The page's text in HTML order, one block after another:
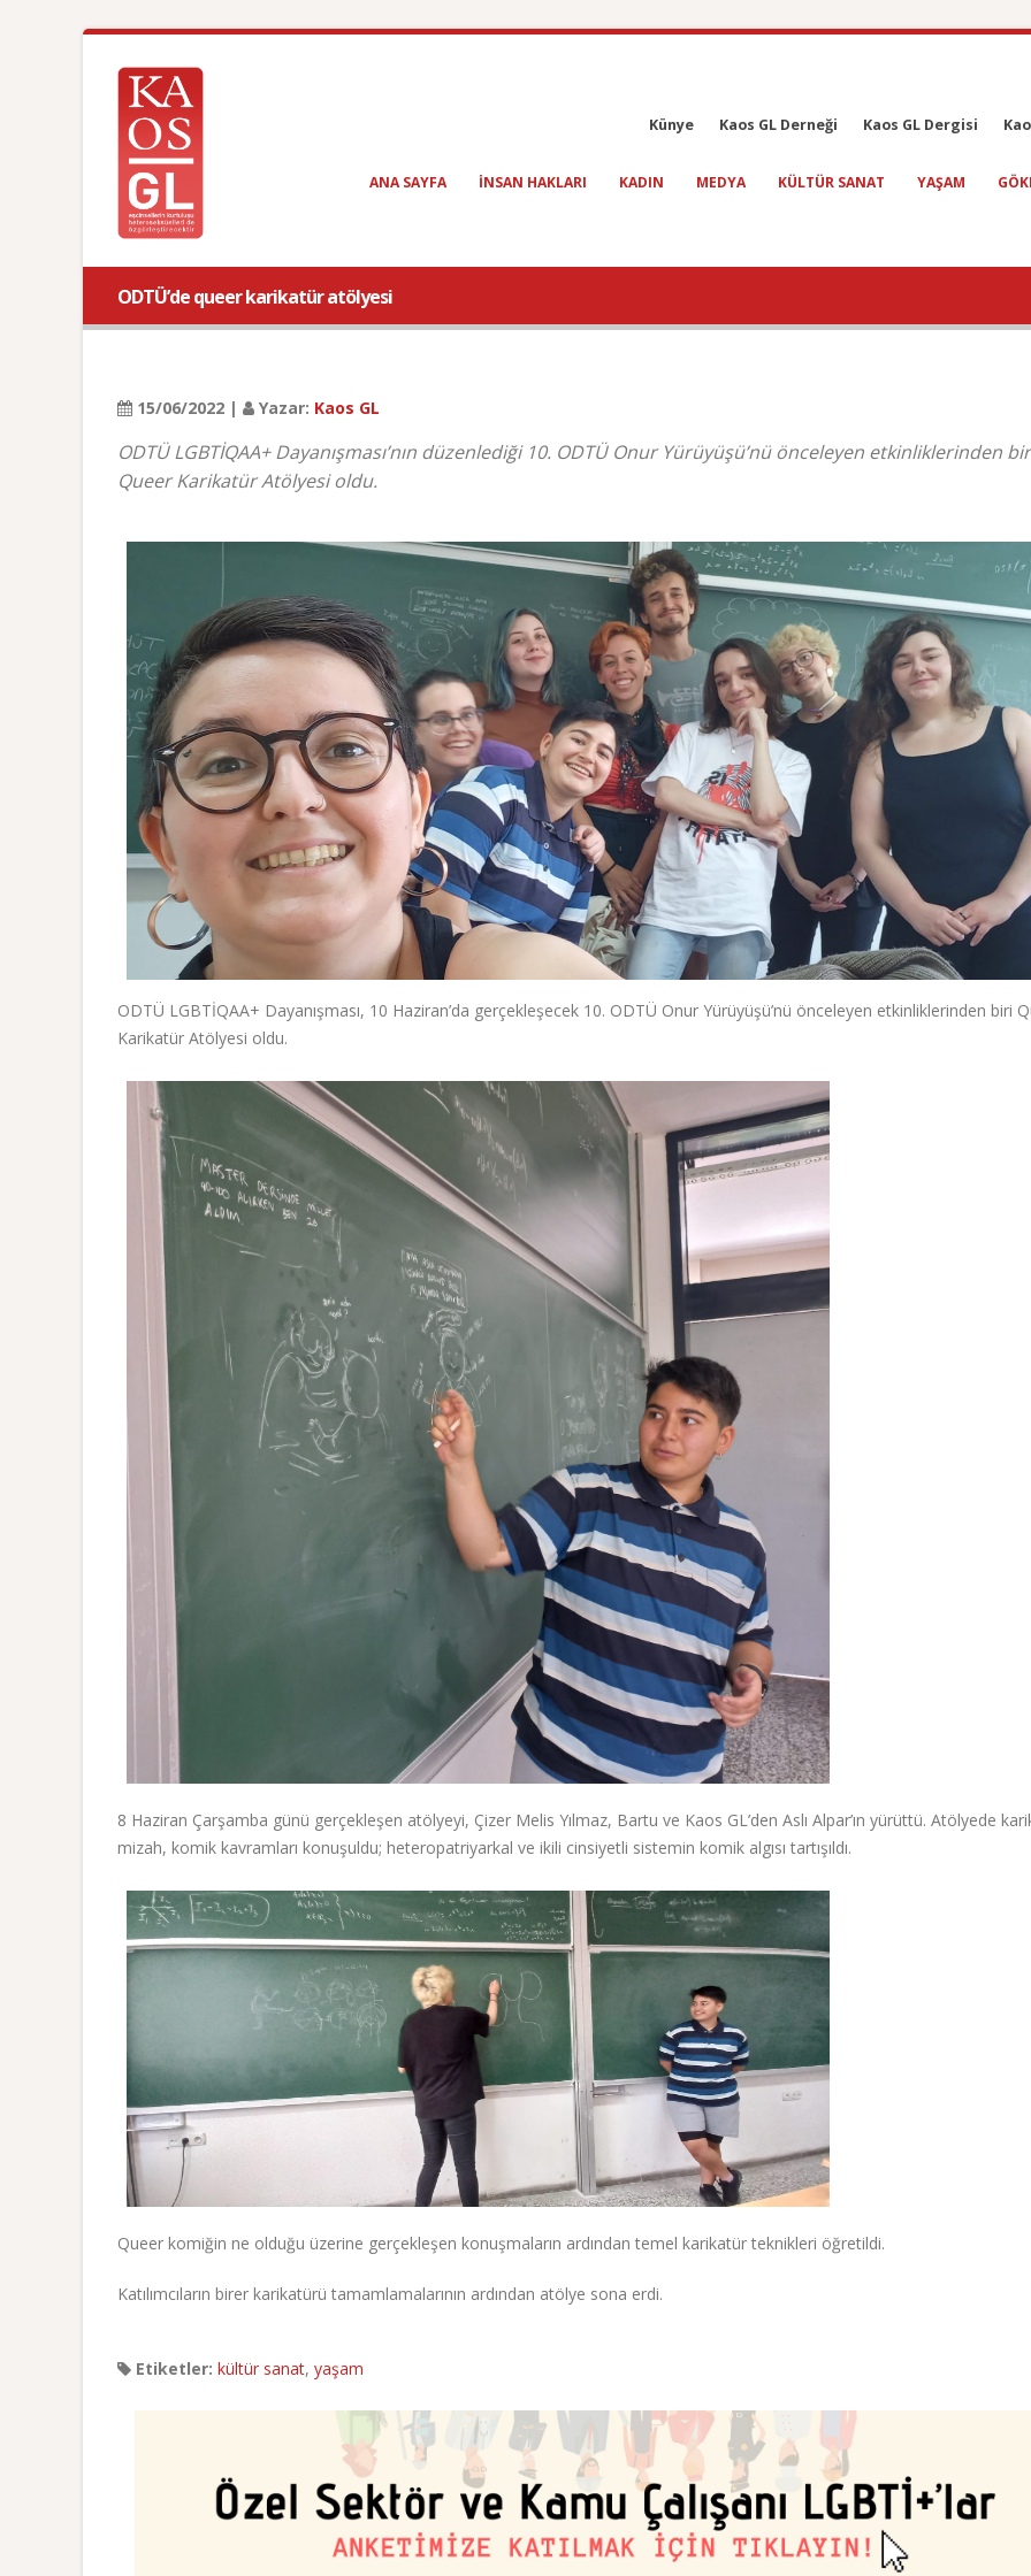
Künye Kaos GL Derneği Kaos GL Dergisi
ANA SAYFA INSAN HAKLARI KADIN MEDYA KÜLTÜR SANAT YAŞAM
ODTÜ’de queer karikatür atölyesi
15/06/2022 | Yazar: Kaos GL
ODTÜ LGBTİQAA+ Dayanışması’nın düzenlediği 10. ODTÜ Onur Yürüyüşü’nü önceleyen etkinliklerinden
Queer Karikatür Atölyesi oldu.
ODTÜ LGBTİQAA+ Dayanışması, 10 Haziran’da gerçekleşecek 10. ODTÜ Onur Yürüyüşü’nü önceleyen etkinliklerinden biri
Karikatür Atölyesi oldu.
8 Haziran Çarşamba günü gerçekleşen atölyeyi, Çizer Melis Yılmaz, Bartu ve Kaos GL’den Aslı Alpar’ın yürüttü. Atölyede
mizah, komik kavramları konuşuldu; heteropatriyarkal ve ikili cinsiyetli sistemin komik algısı tartışıldı.
Queer komiğin ne olduğu üzerine gerçekleşen konuşmaların ardından temel karikatür teknikleri öğretildi.
Katılımcıların birer karikatürü tamamlamalarının ardından atölye sona erdi.
Etiketler: kültür sanat, yaşam